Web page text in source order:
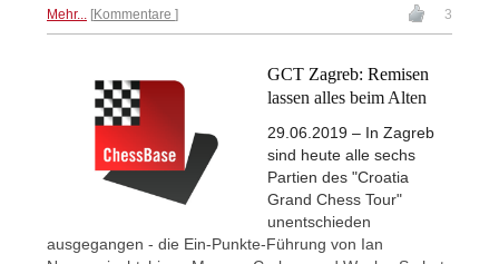
Mehr... Kommentare 3
GCT Zagreb: Remisen
lassen alles beim Alten
29.06.2019 – In Zagreb
sind heute alle sechs
Partien des "Croatia
Grand Chess Tour"
unentschieden
ausgegangen - die Ein-Punkte-Führung von Ian